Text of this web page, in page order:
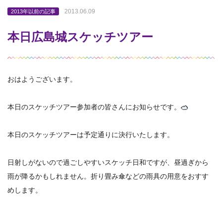
2013年以前の記事 2013.06.09
本日広島城スケッチツアー
おはようございます。
本日のスケッチツアー参加者の皆さんにお知らせです。
本日のスケッチツアーは予定通りに決行いたします。
日射しがないので過ごしやすいスケッチ日和ですが、昼過ぎから
雨が降るかもしれません。折り畳み傘などの雨具の用意をおすす
めします。